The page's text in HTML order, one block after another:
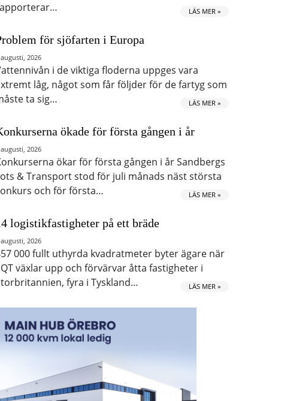
LÄS MER »
för sjöfarten i Europa
2026
i de viktiga floderna uppges vara
låg, något som får följder för de fartyg som
ta sig…
LÄS MER »
ökade för första gången i år
2026
ökar för första gången i år Sandbergs
& Transport stod för juli månads näst största
och för första…
LÄS MER »
logistikfastigheter på ett bräde
2026
000 fullt uthyrda kvadratmeter byter ägare när
växlar upp och förvärvar åtta fastigheter i
fyra i Tyskland…
LÄS MER »